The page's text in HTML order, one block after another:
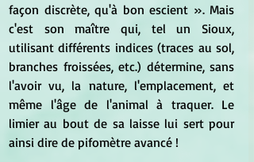
façon discrète, qu'à bon escient ». Mais
c'est son maître qui, tel un Sioux,
utilisant différents indices (traces au sol,
branches froissées, etc.) détermine, sans
l'avoir vu, la nature, l'emplacement, et
même l'âge de l'animal à traquer. Le
limier au bout de sa laisse lui sert pour
ainsi dire de pifomètre avancé !